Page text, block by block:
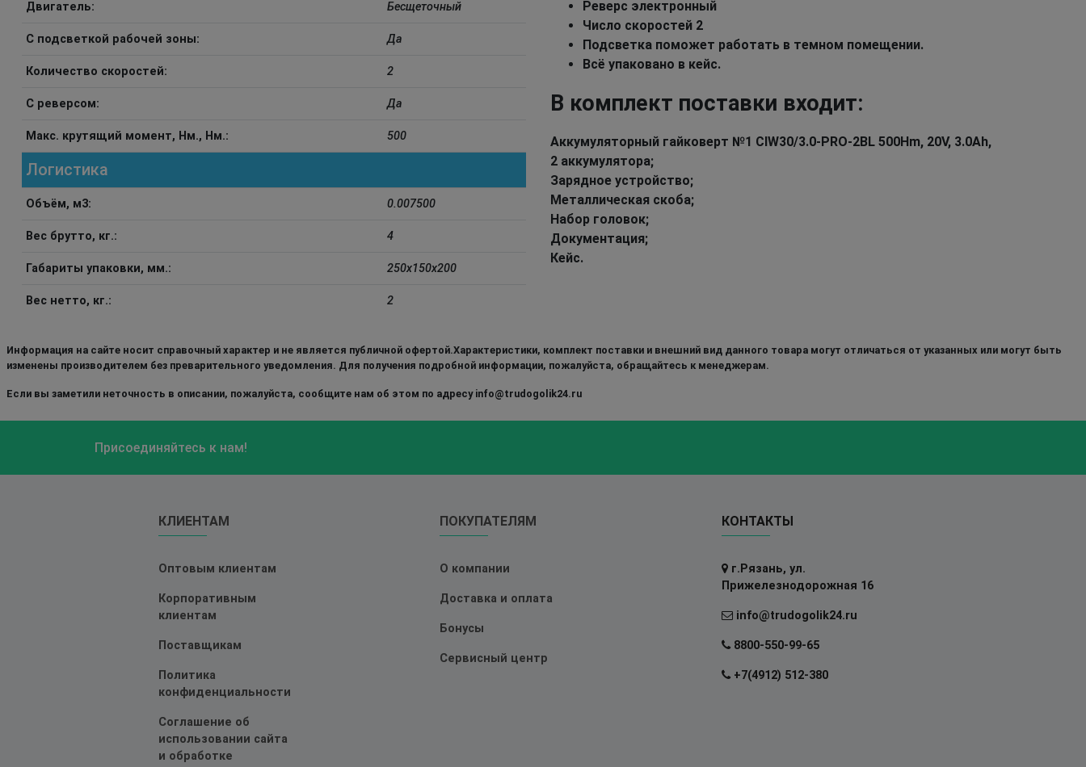
Двигатель: Бесщеточный
С подсветкой рабочей зоны: Да
Количество скоростей: 2
С реверсом: Да
Макс. крутящий момент, Нм., Нм.: 500
Логистика
Объём, м3: 0.007500
Вес брутто, кг.: 4
Габариты упаковки, мм.: 250x150x200
Вес нетто, кг.: 2
Реверс электронный
Число скоростей 2
Подсветка поможет работать в темном помещении.
Всё упаковано в кейс.
В комплект поставки входит:
Аккумуляторный гайковерт №1 CIW30/3.0-PRO-2BL 500Hm, 20V, 3.0Ah,
2 аккумулятора;
Зарядное устройство;
Металлическая скоба;
Набор головок;
Документация;
Кейс.
Информация на сайте носит справочный характер и не является публичной офертой.Характеристики, комплект поставки и внешний вид данного товара могут отличаться от указанных или могут быть
изменены производителем без преварительного уведомления. Для получения подробной информации, пожалуйста, обращайтесь к менеджерам.
Если вы заметили неточность в описании, пожалуйста, сообщите нам об этом по адресу info@trudogolik24.ru
Присоединяйтесь к нам!
КЛИЕНТАМ
Оптовым клиентам
Корпоративным
клиентам
Поставщикам
Политика
конфиденциальности
Соглашение об
использовании сайта
и обработке
ПОКУПАТЕЛЯМ
О компании
Доставка и оплата
Бонусы
Сервисный центр
КОНТАКТЫ
г.Рязань, ул.
Прижелезнодорожная 16
info@trudogolik24.ru
8800-550-99-65
+7(4912) 512-380